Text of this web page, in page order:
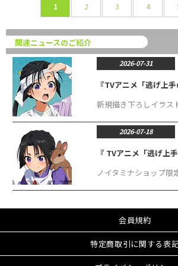
1 2 3 4
関連ニュースのご紹介
2026-07-31
『TVアニメ「逃げ上
2026-07-18
会員規約
特定商取引に関する表